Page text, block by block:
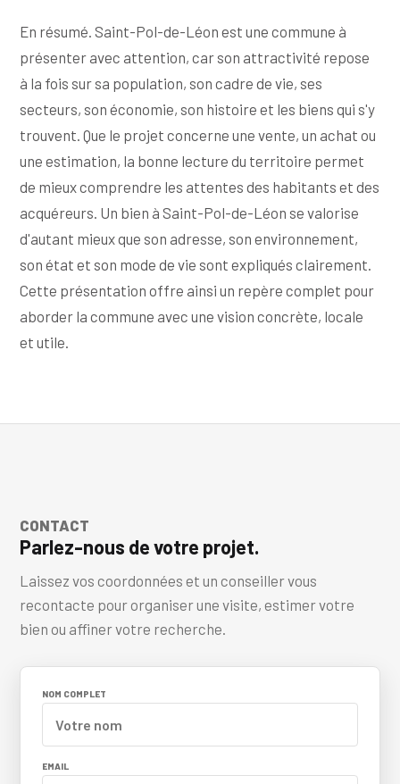
En résumé. Saint-Pol-de-Léon est une commune à
présenter avec attention, car son attractivité repose
à la fois sur sa population, son cadre de vie, ses
secteurs, son économie, son histoire et les biens qui s'y
trouvent. Que le projet concerne une vente, un achat ou
une estimation, la bonne lecture du territoire permet
de mieux comprendre les attentes des habitants et des
acquéreurs. Un bien à Saint-Pol-de-Léon se valorise
d'autant mieux que son adresse, son environnement,
son état et son mode de vie sont expliqués clairement.
Cette présentation offre ainsi un repère complet pour
aborder la commune avec une vision concrète, locale
et utile.
CONTACT
Parlez-nous de votre projet.
Laissez vos coordonnées et un conseiller vous
recontacte pour organiser une visite, estimer votre
bien ou affiner votre recherche.
NOM COMPLET
EMAIL